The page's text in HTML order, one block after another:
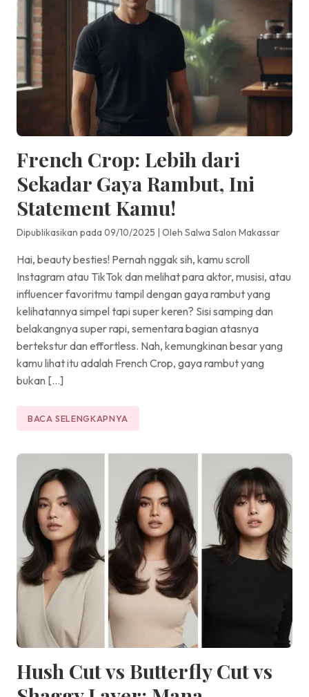
French Crop: Lebih dari
Sekadar Gaya Rambut, Ini
Statement Kamu!
Dipublikasikan pada 09/10/2025 | Oleh Salwa Salon Makassar
Hai, beauty besties! Pernah nggak sih, kamu scroll
Instagram atau TikTok dan melihat para aktor, musisi, atau
influencer favoritmu tampil dengan gaya rambut yang
kelihatannya simpel tapi super keren? Sisi samping dan
belakangnya super rapi, sementara bagian atasnya
bertekstur dan effortless. Nah, kemungkinan besar yang
kamu lihat itu adalah French Crop, gaya rambut yang
bukan […]
BACA SELENGKAPNYA
Hush Cut vs Butterfly Cut vs